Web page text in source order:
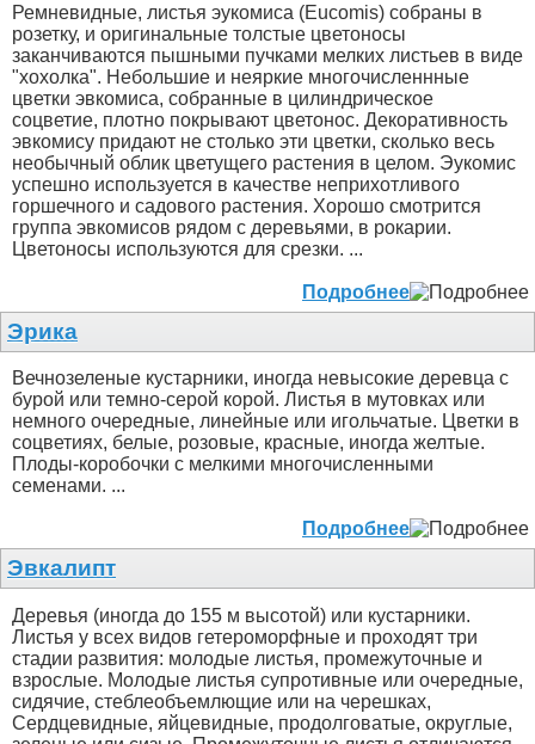
Ремневидные, листья эукомиса (Eucomis) собраны в
розетку, и оригинальные толстые цветоносы
заканчиваются пышными пучками мелких листьев в виде
"хохолка". Небольшие и неяркие многочисленнные
цветки эвкомиса, собранные в цилиндрическое
соцветие, плотно покрывают цветонос. Декоративность
эвкомису придают не столько эти цветки, сколько весь
необычный облик цветущего растения в целом. Эукомис
успешно используется в качестве неприхотливого
горшечного и садового растения. Хорошо смотрится
группа эвкомисов рядом с деревьями, в рокарии.
Цветоносы используются для срезки. ...
Подробнее
Эрика
Вечнозеленые кустарники, иногда невысокие деревца с
бурой или темно-серой корой. Листья в мутовках или
немного очередные, линейные или игольчатые. Цветки в
соцветиях, белые, розовые, красные, иногда желтые.
Плоды-коробочки с мелкими многочисленными
семенами. ...
Подробнее
Эвкалипт
Деревья (иногда до 155 м высотой) или кустарники.
Листья у всех видов гетероморфные и проходят три
стадии развития: молодые листья, промежуточные и
взрослые. Молодые листья супротивные или очередные,
сидячие, стеблеобъемлющие или на черешках,
Сердцевидные, яйцевидные, продолговатые, округлые,